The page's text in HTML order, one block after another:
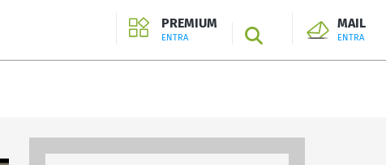
PREMIUM
ENTRA SEARCH
MAIL
ENTRA